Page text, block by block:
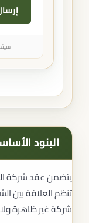
البنود
يتضمن عقد شركة
تنظم العلاقة بين
شركة غير ظاهرة ولا